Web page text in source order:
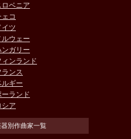
ロベニア
ェコ
イツ
ルウェー
ンガリー
ィンランド
ランス
ルギー
ーランド
シア
器別作曲家一覧